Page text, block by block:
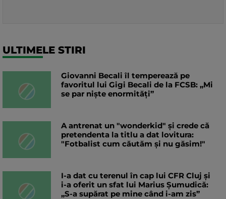
ULTIMELE STIRI
Giovanni Becali îl temperează pe
favoritul lui Gigi Becali de la FCSB: „Mi
se par niște enormități”
A antrenat un "wonderkid" și crede că
pretendenta la titlu a dat lovitura:
"Fotbalist cum căutăm și nu găsim!"
I-a dat cu terenul în cap lui CFR Cluj și
i-a oferit un sfat lui Marius Șumudică:
„S-a supărat pe mine când i-am zis”